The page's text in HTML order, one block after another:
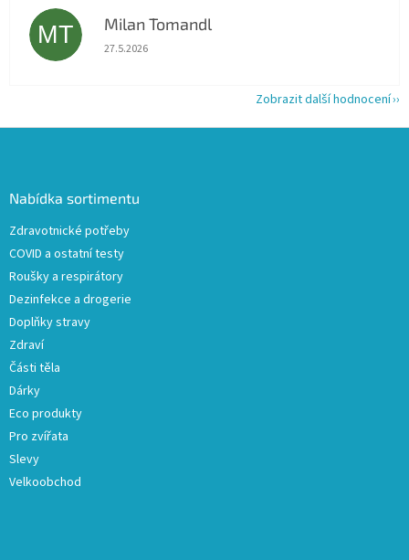
MT Milan Tomandl
Hodnocení obchodu je 5 z 5 hvězdiček.
27.5.2026
Zobrazit další hodnocení
Nabídka sortimentu
Zdravotnické potřeby
COVID a ostatní testy
Roušky a respirátory
Dezinfekce a drogerie
Doplňky stravy
Zdraví
Části těla
Dárky
Eco produkty
Pro zvířata
Slevy
Velkoobchod